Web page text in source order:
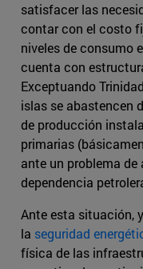
satisfacer las
contar con el costo
niveles de consumo
cuenta con
Exceptuando
islas se abastencen
de producción
primarias
ante un problema
dependencia
Ante esta situación,
la seguridad
física de las